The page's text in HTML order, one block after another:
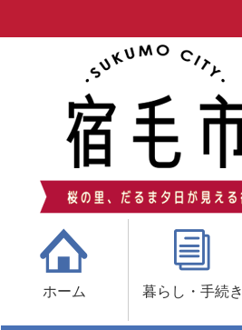
ホーム 暮らし・手続き